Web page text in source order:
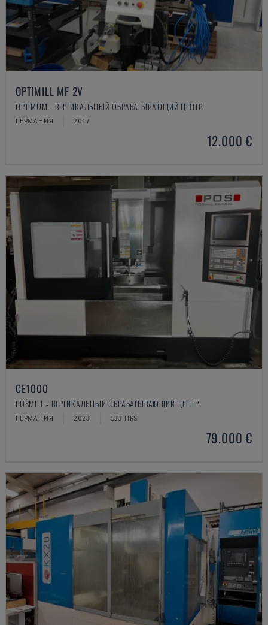
OPTIMILL MF 2V
OPTIMUM - ВЕРТИКАЛЬНЫЙ ОБРАБАТЫВАЮЩИЙ ЦЕНТР
ГЕРМАНИЯ 2017
12.000 €
CE1000
POSMILL - ВЕРТИКАЛЬНЫЙ ОБРАБАТЫВАЮЩИЙ ЦЕНТР
ГЕРМАНИЯ 2023 533 HRS
79.000 €